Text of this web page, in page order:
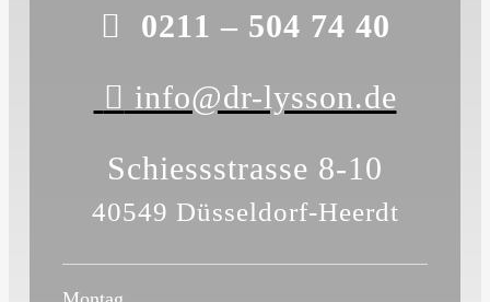
0211 – 504 74 40
info@dr-lysson.de
Schiessstrasse 8-10
40549 Düsseldorf-Heerdt